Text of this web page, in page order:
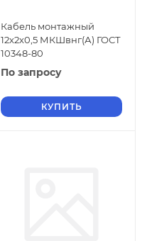
Кабель монтажный
12х2х0,5 МКШвнг(А) ГОСТ
10348-80
По запросу
КУПИТЬ